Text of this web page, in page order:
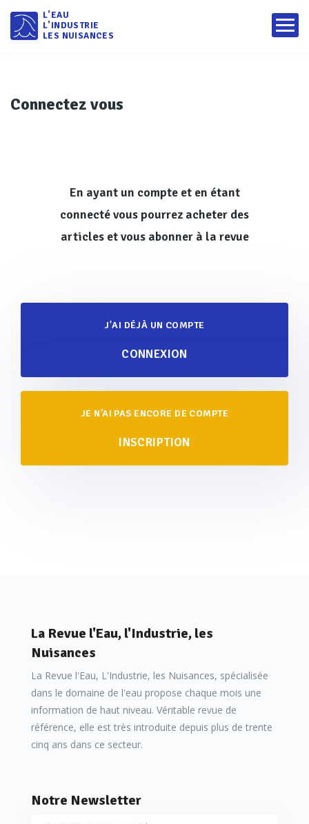
L'EAU
L'INDUSTRIE
LES NUISANCES
Connectez vous
En ayant un compte et en étant
connecté vous pourrez acheter des
articles et vous abonner à la revue
J'AI DÉJÀ UN COMPTE
CONNEXION
JE N’AI PAS ENCORE DE COMPTE
INSCRIPTION
La Revue l'Eau, l'Industrie, les
Nuisances
La Revue l'Eau, L'Industrie, les Nuisances, spécialisée
dans le domaine de l'eau propose chaque mois une
information de haut niveau. Véritable revue de
référence, elle est très introduite depuis plus de trente
cinq ans dans ce secteur.
Notre Newsletter